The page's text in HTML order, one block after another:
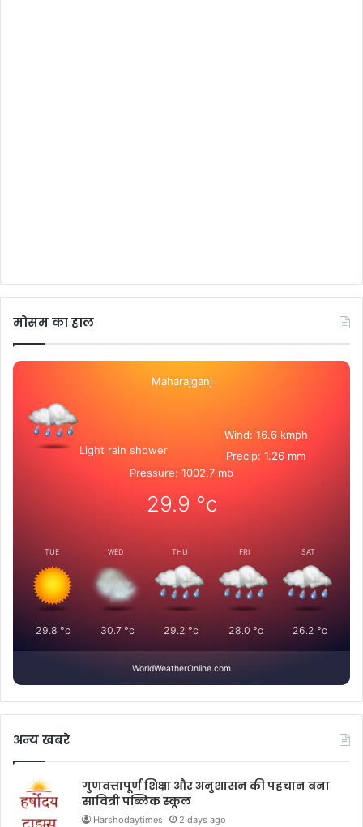
मोसम का हाल
Maharajganj
Light rain shower
Wind: 16.6 kmph
Precip: 1.26 mm
Pressure: 1002.7 mb
29.9 °c
TUE
29.8 °c
WED
30.7°c
THU
29.2 °c
FRI
28.0 °c
SAT
26.2 °c
WorldWeatherOnline.com
अन्य खबरे
गुणवत्तापूर्ण शिक्षा और अनुशासन की पहचान बना
सावित्री पब्लिक स्कूल
Harshodaytimes 2 days ago